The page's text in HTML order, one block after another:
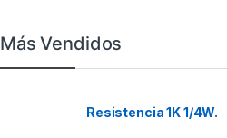
Más Vendidos
Resistencia 1K 1/4W.